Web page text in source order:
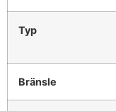
Typ
Bränsle